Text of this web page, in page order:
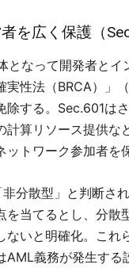
を広く保護（
となって開発者と
実性法（BRCA）」
する。Sec.601は
計算リソース提供
トワーク参加者を
分散型」と判断さ
当てるとし、分散
ないと明確化。こ
義務が発生する